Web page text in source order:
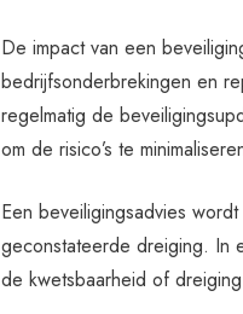
De impact van een
bedrijfsonderbrekingen en
regelmatig de
om de risico’s te
Een beveiligingsadvies
geconstateerde dreiging. In
de kwetsbaarheid of